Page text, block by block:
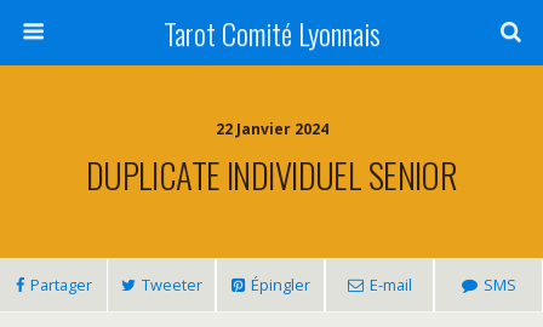
Tarot Comité Lyonnais
22 Janvier 2024
DUPLICATE INDIVIDUEL SENIOR
Partager Tweeter Épingler E-mail SMS